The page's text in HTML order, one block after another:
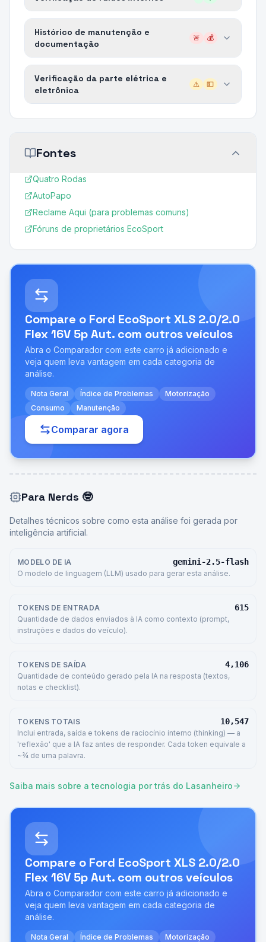
Histórico de manutenção e
documentação
🚨 💰
Verificação da parte elétrica e
eletrônica
⚠️ 💵
Fontes
Quatro Rodas
AutoPapo
Reclame Aqui (para problemas comuns)
Fóruns de proprietários EcoSport
Compare o Ford EcoSport XLS 2.0/2.0
Flex 16V 5p Aut. com outros veículos
Abra o Comparador com este carro já adicionado e
veja quem leva vantagem em cada categoria de
análise.
Nota Geral Índice de Problemas
Motorização
Consumo
Manutenção
Comparar agora
Para Nerds 🤓
Detalhes técnicos sobre como esta análise foi gerada por
inteligência artificial.
MODELO DE IA gemini-2.5-flash
O modelo de linguagem (LLM) usado para gerar esta análise.
TOKENS DE ENTRADA 615
Quantidade de dados enviados à IA como contexto (prompt,
instruções e dados do veículo).
TOKENS DE SAÍDA 4,106
Quantidade de conteúdo gerado pela IA na resposta (textos,
notas e checklist).
TOKENS TOTAIS 10,547
Inclui entrada, saída e tokens de raciocínio interno (thinking) — a
'reflexão' que a IA faz antes de responder. Cada token equivale a
~¾ de uma palavra.
Saiba mais sobre a tecnologia por trás do Lasanheiro
Compare o Ford EcoSport XLS 2.0/2.0
Flex 16V 5p Aut. com outros veículos
Abra o Comparador com este carro já adicionado e
veja quem leva vantagem em cada categoria de
análise.
Nota Geral Índice de Problemas
Motorização